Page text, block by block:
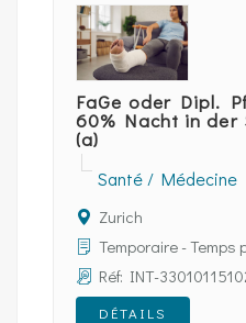
FaGe oder Dipl.
60% Nacht in der
(a)
Santé / Médecine
Zurich
Temporaire - Temps
Réf: INT-
DÉTAILS